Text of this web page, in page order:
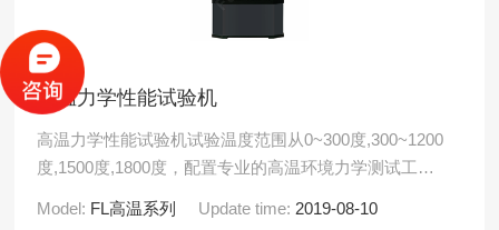
高温力学性能试验机
高温力学性能试验机试验温度范围从0~300度,300~1200
度,1500度,1800度，配置专业的高温环境力学测试工
Model: FL高温系列 Update time: 2019-08-10